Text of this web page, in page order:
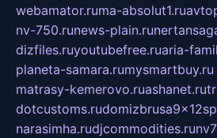
webamator.ruma-absolut1.ru
nv-750.runews-plain.ru
dizfiles.ruyoutubefree.ruaria-
planeta-samara.rumysmartbuy.ru
matrasy-kemerovo.ruashanet.ru
dotcustoms.ru
narasimha.rudjcommodities.ru